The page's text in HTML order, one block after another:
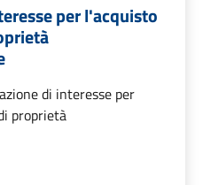
per l'acquisto
di interesse per
proprietà